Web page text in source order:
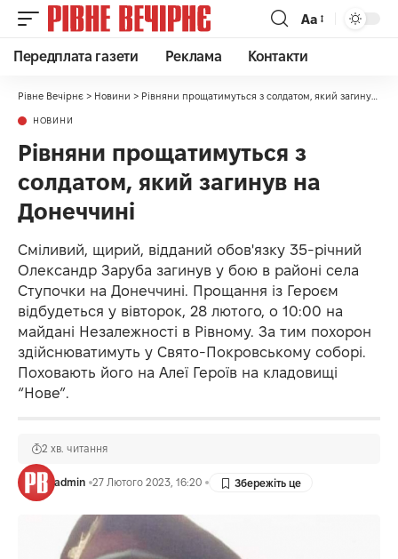
Аа
Передплата газети Реклама Контакти
Рівне Вечірнє > Новини > Рівняни прощатимуться з солдатом, який загинув на Донеччині
НОВИНИ
Рівняни прощатимуться з
солдатом, який загинув на
Донеччині
Сміливий, щирий, відданий обов'язку 35-річний
Олександр Заруба загинув у бою в районі села
Ступочки на Донеччині. Прощання із Героєм
відбудеться у вівторок, 28 лютого, о 10:00 на
майдані Незалежності в Рівному. За тим похорон
здійснюватимуть у Свято-Покровському соборі.
Поховають його на Алеї Героїв на кладовищі
“Нове”.
admin 27 Лютого 2023, 16:20
2 хв. читання